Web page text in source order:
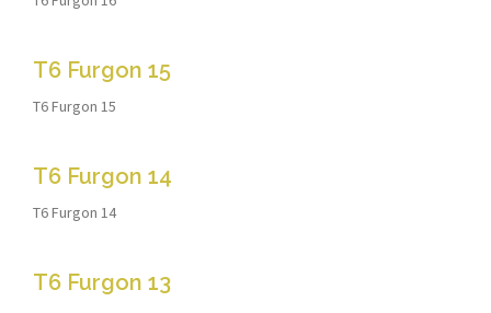
T6 Furgon 15
T6 Furgon 15
T6 Furgon 14
T6 Furgon 14
T6 Furgon 13